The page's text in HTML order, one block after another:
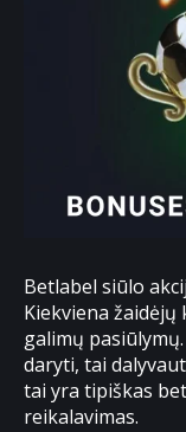
Betlabel siūlo
Kiekviena
galimų
daryti, tai
tai yra tipiškas
reikalavimas.